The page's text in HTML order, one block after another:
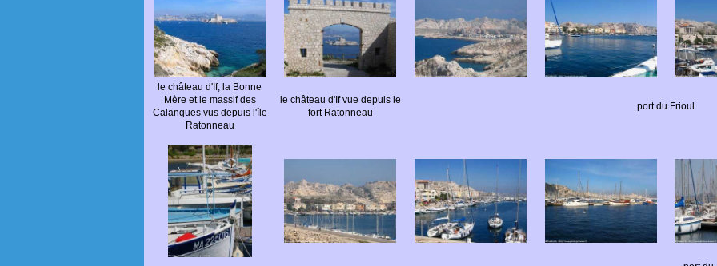
le château d'If, la Bonne
Mère et le massif des
Calanques vus depuis l'île
Ratonneau
le château d'If vue depuis le
fort Ratonneau
port du Frioul